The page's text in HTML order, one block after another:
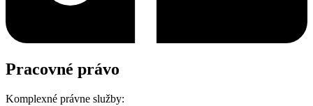
Pracovné právo
Komplexné právne služby: